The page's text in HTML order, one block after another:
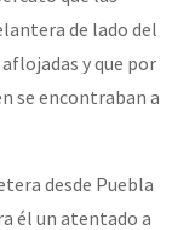
de lado del
y que por
se encontraban a
desde Puebla
él un atentado a